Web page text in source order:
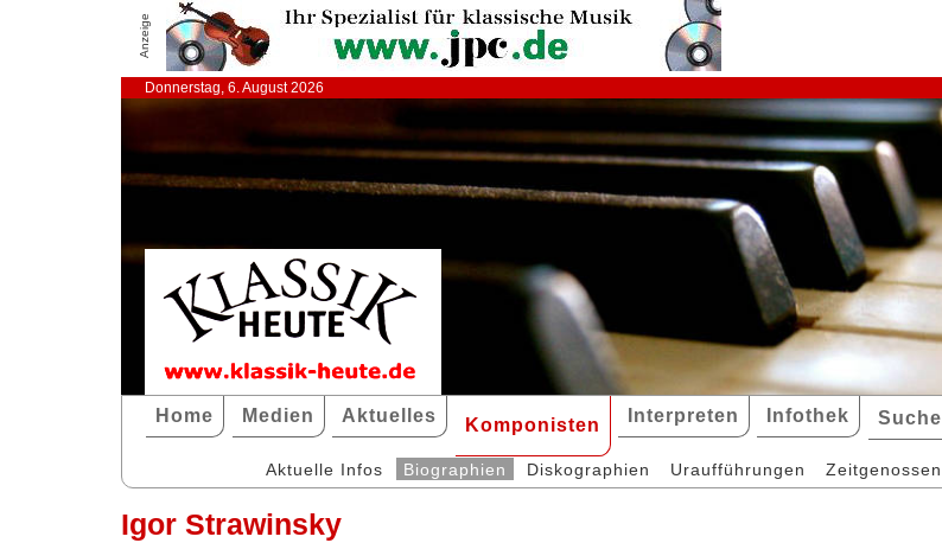
Anzeige
Donnerstag, 6. August 2026
Home Medien Aktuelles Komponisten Interpreten Infothek Suche
Aktuelle Infos Biographien Diskographien Uraufführungen Zeitgenossen
Igor Strawinsky